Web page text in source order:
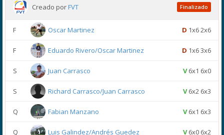
Creado porFVT Finalizado
F Oscar Martinez D 1x6 2x6
F Eduardo Rivero/Oscar Martinez D 1x6 3x6
S Juan Carrasco V6x1 6x0
S Richard Carrasco/Juan Carrasco V6x2 6x3
Q Fabian Manzano V6x1 6x3
Q Luis Galindez/Andrés Guedez V6x0 6x2